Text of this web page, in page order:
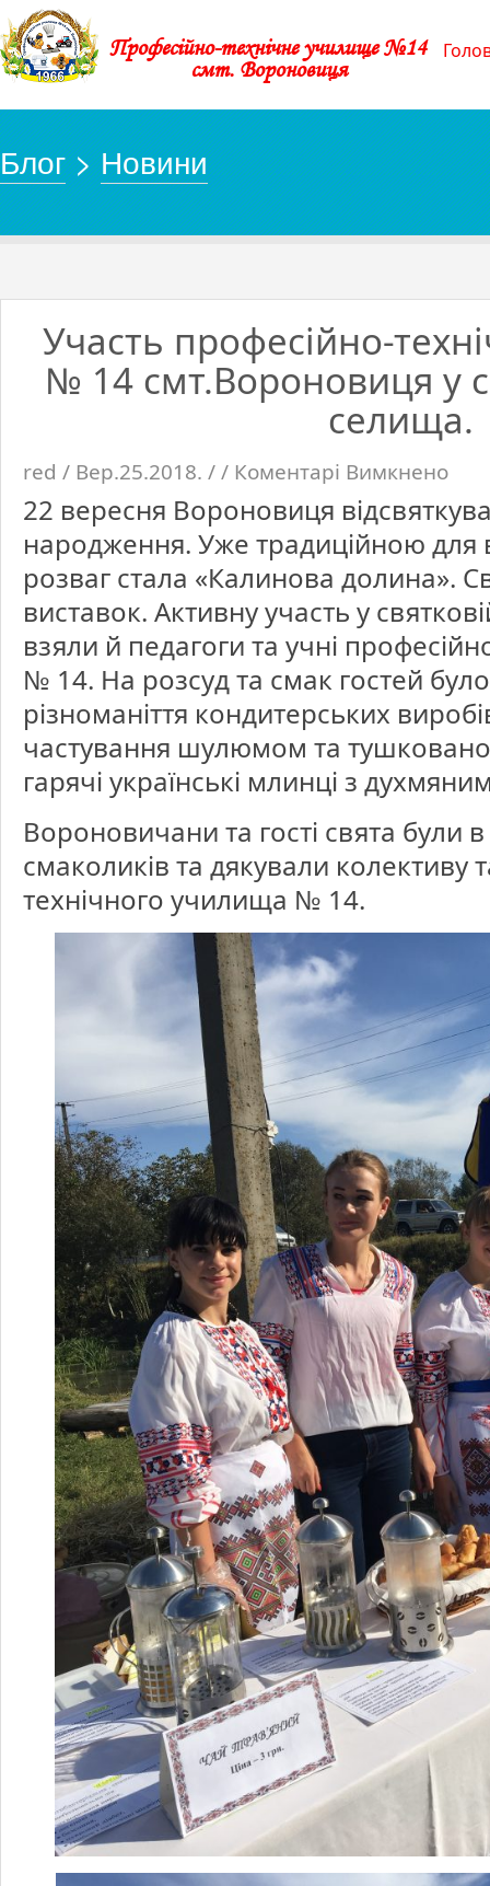
Професійно-технічне училище №14
смт. Вороновиця
Блог>Новини
Участь професійно-
№ 14 смт.Вороновиця у
селища.
red / Вер.25.2018. / / Коментарі ВимкненоУчасть
№
14
дня
22 вересня Вороновиця
народження. Уже традиційною
розваг стала «Калинова долина».
виставок. Активну участь у
взяли й педагоги та учні
№ 14. На розсуд та смак гостей
різноманіття кондитерських
частування шулюмом та
гарячі українські млинці з
Вороновичани та гості свята були в
смаколиків та дякували колективу
технічного училища № 14.